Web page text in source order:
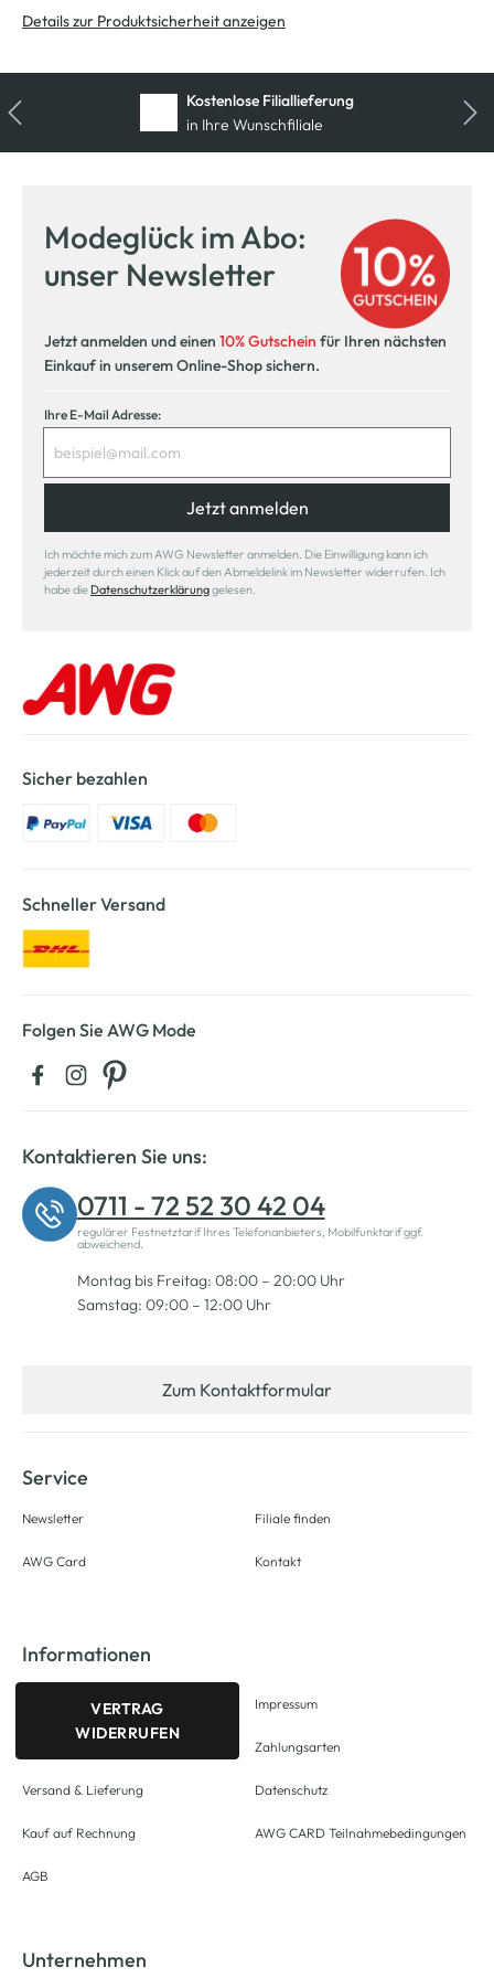
Details zur Produktsicherheit anzeigen
Kostenlose Filiallieferung
in Ihre Wunschfiliale
Modeglück im Abo:
unser Newsletter
Jetzt anmelden und einen 10% Gutschein für Ihren nächsten
Einkauf in unserem Online-Shop sichern.
Ihre E-Mail Adresse:
Jetzt anmelden
Ich möchte mich zum AWG Newsletter anmelden. Die Einwilligung kann ich
jederzeit durch einen Klick auf den Abmeldelink im Newsletter widerrufen. Ich
habe die Datenschutzerklärunggelesen.
Sicher bezahlen
Schneller Versand
Folgen Sie AWG Mode
Kontaktieren Sie uns:
0711 - 72 52 30 42 04
regulärer Festnetztarif Ihres Telefonanbieters, Mobilfunktarif ggf.
abweichend.
Montag bis Freitag: 08:00 – 20:00 Uhr
Samstag: 09:00 – 12:00 Uhr
Zum Kontaktformular
Service
Newsletter
AWG Card
Filiale finden
Kontakt
Informationen
VERTRAG
WIDERRUFEN
Versand & Lieferung
Kauf auf Rechnung
AGB
Impressum
Zahlungsarten
Datenschutz
AWG CARD Teilnahmebedingungen
Unternehmen